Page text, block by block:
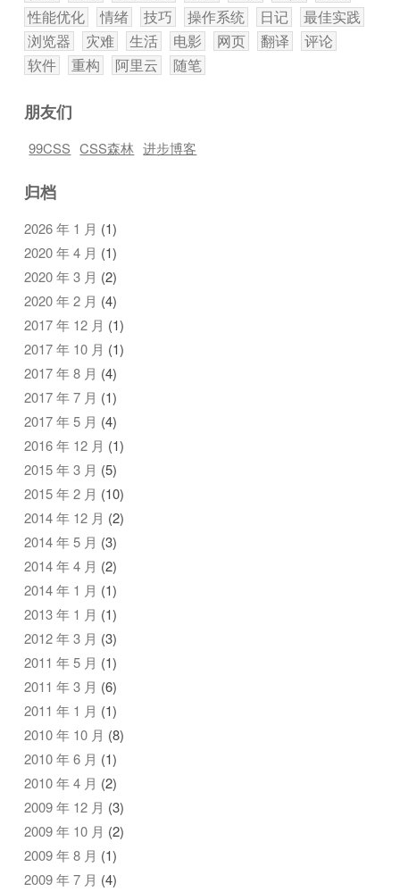
性能优化
情绪 技巧 操作系统 日记
最佳实践
浏览器
灾难 生活 电影 网页 翻译
评论
软件
重构 阿里云 随笔
朋友们
99CSS CSS森林 进步博客
归档
2026 年 1 月 (1)
2020 年 4 月 (1)
2020 年 3 月 (2)
2020 年 2 月 (4)
2017 年 12 月 (1)
2017 年 10 月 (1)
2017 年 8 月 (4)
2017 年 7 月 (1)
2017 年 5 月 (4)
2016 年 12 月 (1)
2015 年 3 月 (5)
2015 年 2 月 (10)
2014 年 12 月 (2)
2014 年 5 月 (3)
2014 年 4 月 (2)
2014 年 1 月 (1)
2013 年 1 月 (1)
2012 年 3 月 (3)
2011 年 5 月 (1)
2011 年 3 月 (6)
2011 年 1 月 (1)
2010 年 10 月 (8)
2010 年 6 月 (1)
2010 年 4 月 (2)
2009 年 12 月 (3)
2009 年 10 月 (2)
2009 年 8 月 (1)
2009 年 7 月 (4)